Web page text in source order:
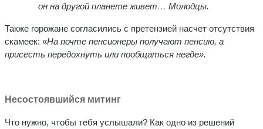
он на другой планете живет… Молодцы.
Также горожане согласились с претензией насчет отсутствия
скамеек: «На почте пенсионеры получают пенсию, а
присесть передохнуть или пообщаться негде».
Несостоявшийся митинг
Что нужно, чтобы тебя услышали? Как одно из решений